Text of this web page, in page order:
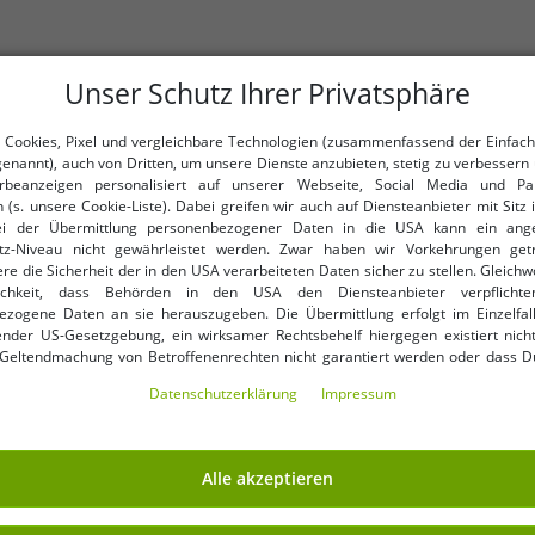
WEITERE REDUZIERTE ARTIKEL
-86%
Unser Schutz Ihrer Privatsphäre
Pixel und vergleichbare Technologien (zusammenfassend der
auch von Dritten, um unsere Dienste anzubieten, stetig zu verbessern
personalisiert auf unserer Webseite, Social Media und
(s. unsere Cookie-Liste). Dabei greifen wir auch auf Diensteanbieter mit Sitz
der Übermittlung personenbezogener Daten in die USA kann ein
Niveau nicht gewährleistet werden. Zwar haben wir Vorkehrungen
die Sicherheit der in den USA verarbeiteten Daten sicher zu stellen.
dass Behörden in den USA den Diensteanbieter
Daten an sie herauszugeben. Die Übermittlung erfolgt im
US-Gesetzgebung, ein wirksamer Rechtsbehelf hiergegen existiert
von Betroffenenrechten nicht garantiert werden oder dass
in die USA für einverstanden (s.a. unsere Datenschutzerklärung). Du hast
erklären oder unter „Weitere Einstellungen“ an Deine Wünsche
kannst Du jederzeit über „Datenschutz-Einstellungen“ am Ende jeder
die Zukunft widerrufen oder ändern.
Daten­schutz­erklärung Impressum
Alle akzeptieren